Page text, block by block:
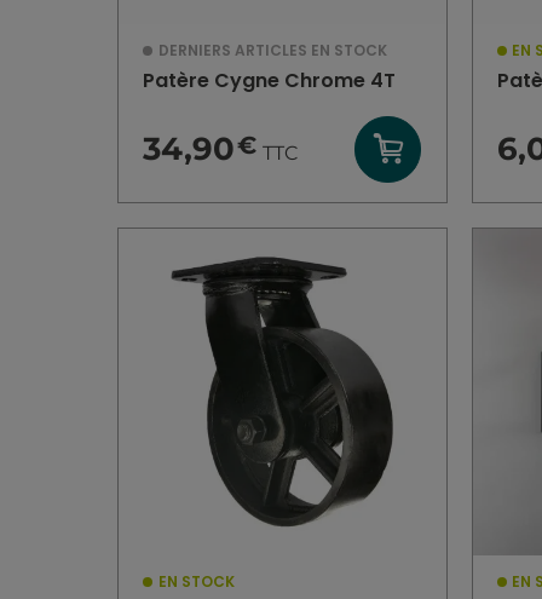
1 030,00 €
(10)
(4)
(1)
DERNIERS ARTICLES EN STOCK
Patère Cygne Chrome 4T
34,90€ TTC
EN
EN STOCK EN